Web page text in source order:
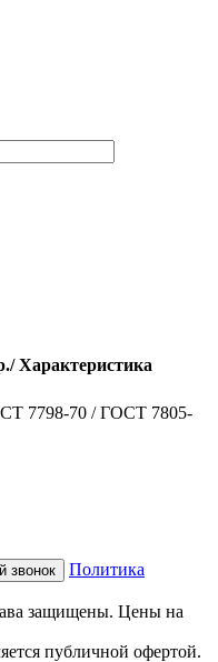
Характеристика
звонок
Политика
защищены. Цены на
публичной офертой.